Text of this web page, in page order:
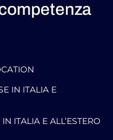
IN ITALIA E
ITALIA E ALL’ESTERO